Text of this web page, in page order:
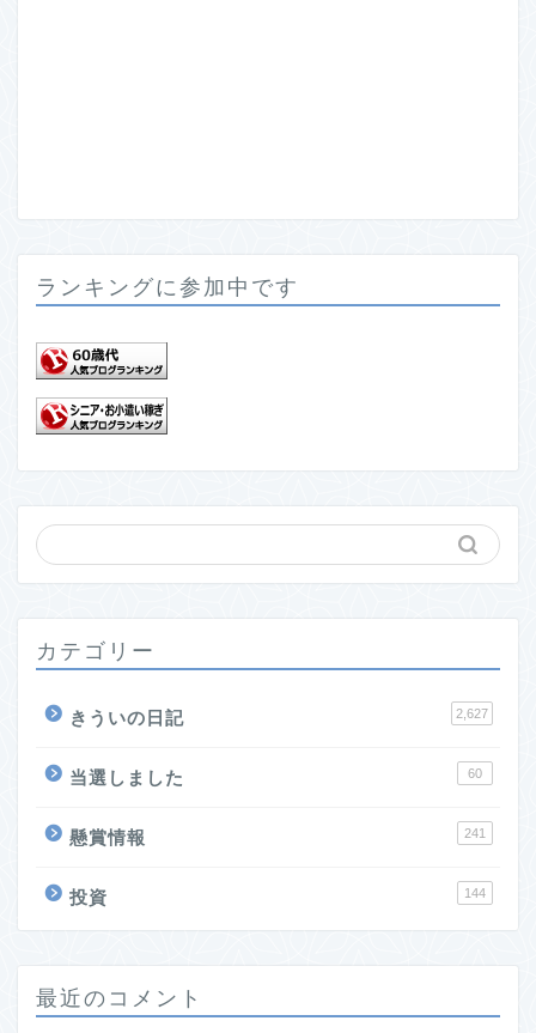
ランキングに参加中です
カテゴリー
きういの日記 2,627
当選しました 60
懸賞情報 241
投資 144
最近のコメント